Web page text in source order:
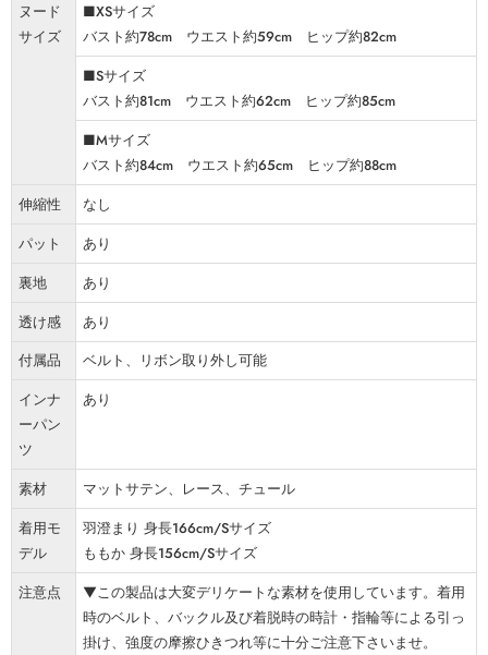
ヌード
サイズ
■XSサイズ
バスト約78cm ウエスト約59cm ヒップ約82cm
■Sサイズ
バスト約81cm ウエスト約62cm ヒップ約85cm
■Mサイズ
バスト約84cm ウエスト約65cm ヒップ約88cm
伸縮性
なし
パット
あり
裏地
あり
透け感
あり
付属品
ベルト、リボン取り外し可能
インナ
ーパン
ツ
あり
素材
マットサテン、レース、チュール
着用モ
デル
羽澄まり 身長166cm/Sサイズ
ももか 身長156cm/Sサイズ
注意点
▼この製品は大変デリケートな素材を使用しています。着用
時のベルト、バックル及び着脱時の時計・指輪等による引っ
掛け、強度の摩擦ひきつれ等に十分ご注意下さいませ。